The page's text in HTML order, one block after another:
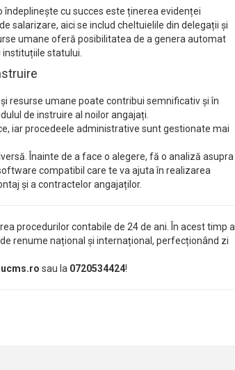
cu succes este ținerea evidenței
salarizare, aici se includ cheltuielile din delegații și
umane oferă posibilitatea de a genera automat
statului.
resurse umane poate contribui semnificativ și în
de instruire al noilor angajați.
iar procedeele administrative sunt gestionate mai
Înainte de a face o alegere, fă o analiză asupra
compatibil care te va ajuta în realizarea
și a contractelor angajaților.
procedurilor contabile de 24 de ani. În acest timp a
renume național și internațional, perfecționând zi
sau la 0720534424!